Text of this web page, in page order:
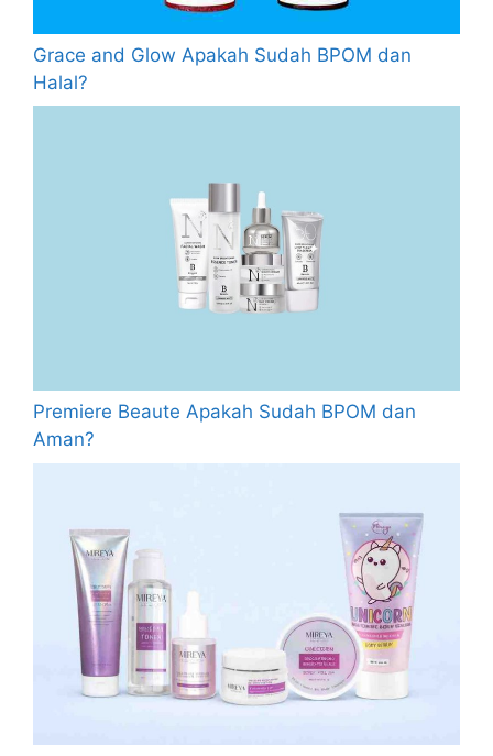
Grace and Glow Apakah Sudah BPOM dan
Halal?
Premiere Beaute Apakah Sudah BPOM dan
Aman?